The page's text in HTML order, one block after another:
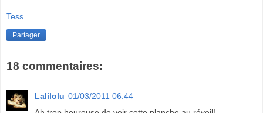
Tess
Partager
18 commentaires:
Lalilolu 01/03/2011 06:44